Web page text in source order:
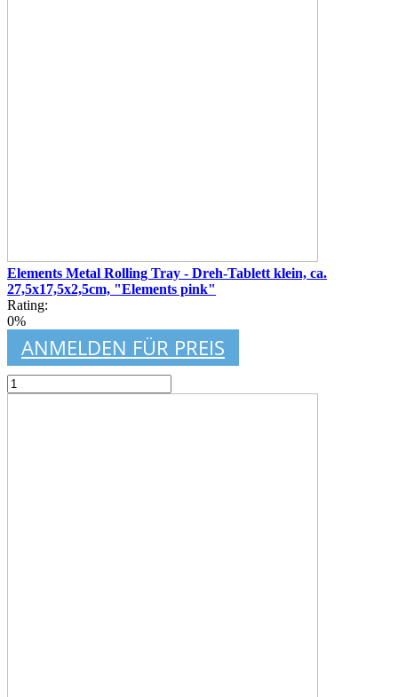
Elements Metal Rolling Tray - Dreh-Tablett klein, ca.
27,5x17,5x2,5cm, "Elements pink"
Rating:
0%
ANMELDEN FÜR PREIS